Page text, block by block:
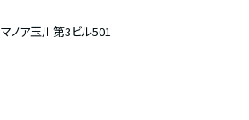
マノア玉川第3ビル501